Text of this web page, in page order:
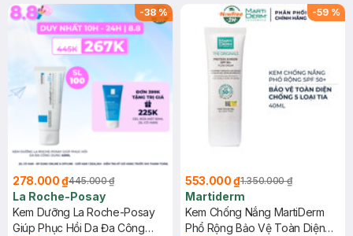
-38%
278.000 ₫445.000 ₫
La Roche-Posay
Kem Dưỡng La Roche-Posay
Giúp Phục Hồi Da Đa Công
-59 %
553.000 ₫1.350.000 ₫
Martiderm
Kem Chống Nắng MartiDerm
Phổ Rộng Bảo Vệ Toàn Diện